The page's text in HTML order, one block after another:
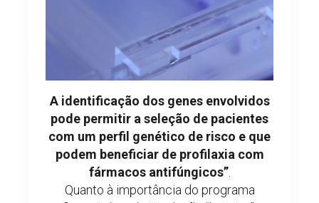
A identificação dos genes envolvidos
pode permitir a seleção de pacientes
com um perfil genético de risco e que
podem beneficiar de profilaxia com
fármacos antifúngicos”.
Quanto à importância do programa